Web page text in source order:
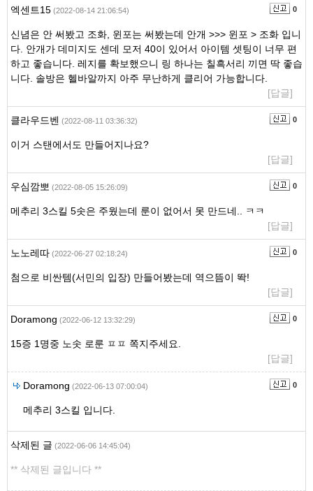
엑센트15 (2022-08-14 21:06:54) 0
신념은 안 써봤고 조화, 윈포는 써봤는데 안개 >>> 윈포 > 조화 입니
다. 안개가 데미지도 센데 모저 40이 있어서 아이템 셋팅이 너무 편
하고 좋습니다. 레지를 확보했으니 링 하나는 칠흑서리 끼면 딱 좋습
니다. 솔방은 헬바알까지 아주 무난하게 클리어 가능합니다.
[답글]
클라우드벤 (2022-08-11 03:36:32) 0
이거 스탠에서도 만들어지나요?
[답글]
우심깜뽀 (2022-08-05 15:26:09) 0
메추리 3스킬 5솟은 주웠는데 룬이 없어서 못 만드네.. ㅋㅋ
[답글]
노노레따 (2022-06-27 02:18:24) 0
첨으로 비싼템(서민의 입장) 만들어봤는데 역으뜸이 똭!
[답글]
Doramong (2022-06-12 13:32:29) 0
15증 1명중 노솟 로룬 ㅍㅍ 쪽지주세요.
[답글]
Doramong (2022-06-13 07:00:04) 0
메추리 3스킬 입니다.
삭제된 글 (2022-06-06 14:45:04)
** 삭제된 글입니다 **